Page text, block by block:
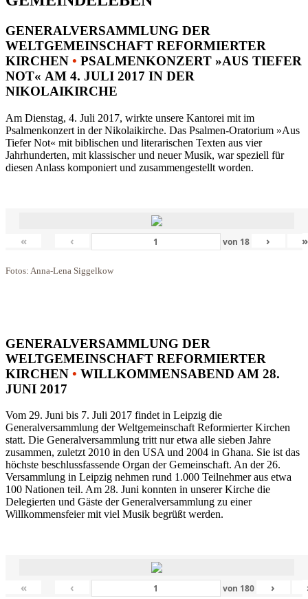
GENERALVERSAMMLUNG DER
WELTGEMEINSCHAFT REFORMIERTER
KIRCHEN • PSALMENKONZERT »AUS TIEFER
NOT« AM 4. JULI 2017 IN DER
NIKOLAIKIRCHE
Am Dienstag, 4. Juli 2017, wirkte unsere Kantorei mit im
Psalmenkonzert in der Nikolaikirche. Das Psalmen-Oratorium »Aus
Tiefer Not« mit biblischen und literarischen Texten aus vier
Jahrhunderten, mit klassischer und neuer Musik, war speziell für
diesen Anlass komponiert und zusammengestellt worden.
« ‹ von 18 › »
Fotos: Anna-Lena Siggelkow
GENERALVERSAMMLUNG DER
WELTGEMEINSCHAFT REFORMIERTER
KIRCHEN • WILLKOMMENSABEND AM 28.
JUNI 2017
Vom 29. Juni bis 7. Juli 2017 findet in Leipzig die
Generalversammlung der Weltgemeinschaft Reformierter Kirchen
statt. Die Generalversammlung tritt nur etwa alle sieben Jahre
zusammen, zuletzt 2010 in den USA und 2004 in Ghana. Sie ist das
höchste beschlussfassende Organ der Gemeinschaft. An der 26.
Versammlung in Leipzig nehmen rund 1.000 Teilnehmer aus etwa
100 Nationen teil. Am 28. Juni konnten in unserer Kirche die
Delegierten und Gäste der Generalversammlung zu einer
Willkommensfeier mit viel Musik begrüßt werden.
« ‹ von 180 ›